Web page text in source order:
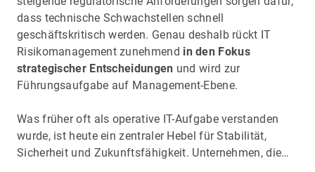
dass technische Schwachstellen schnell
geschäftskritisch werden. Genau deshalb rückt IT
Risikomanagement zunehmend in den Fokus
strategischer Entscheidungen und wird zur
Führungsaufgabe auf Management-Ebene.
Was früher oft als operative IT-Aufgabe verstanden
wurde, ist heute ein zentraler Hebel für Stabilität,
Sicherheit und Zukunftsfähigkeit. Unternehmen, die…